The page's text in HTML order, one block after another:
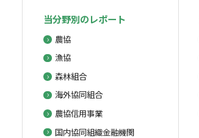
当分野別のレポート
農協
漁協
森林組合
海外協同組合
農協信用事業
国内協同組織金融機関